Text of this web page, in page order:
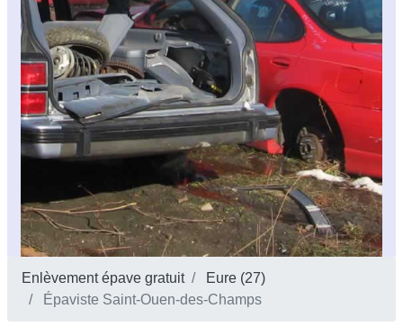
Enlèvement épave gratuit
Eure (27)
Épaviste Saint-Ouen-des-Champs